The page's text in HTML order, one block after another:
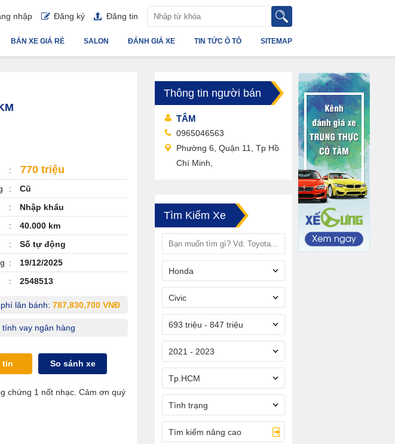
nhập Đăng ký Đăng tin
SITEMAP
TIN TỨC Ô TÔ
ĐÁNH GIÁ XE
SALON
BÁN XE GIÁ RẺ
770 triệu
Cũ
Nhập khẩu
40.000 km
Số tự động
19/12/2025
2548513
lăn bánh: 787,830,700 VNĐ
vay ngân hàng
tin So sánh xe
chứng 1 nốt nhạc. Cảm ơn quý
Thông tin người bán
TÂM
0965046563
Phường 6, Quận 11, Tp Hồ
Chí Minh,
Tìm Kiếm Xe
Honda
Civic
693 triệu - 847 triệu
2021 - 2023
Tp.HCM
Tình trạng
Tìm kiếm nâng cao